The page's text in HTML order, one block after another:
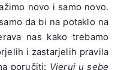
novo i samo novo.
da bi na potaklo na
nas kako trebamo
i zastarjelih pravila
poručiti: Vjeruj u sebe